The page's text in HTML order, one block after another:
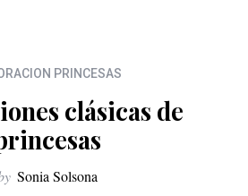
PRINCESAS
clásicas de
Sonia Solsona